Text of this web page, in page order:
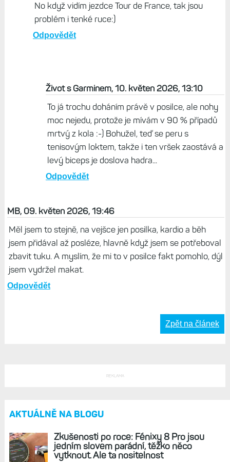
No když vidím jezdce Tour de France, tak jsou
problém i tenké ruce:)
Odpovědět
Život s Garminem, 10. květen 2026, 13:10
To já trochu doháním právě v posilce, ale nohy
moc nejedu, protože je mívám v 90 % případů
mrtvý z kola :-) Bohužel, teď se peru s
tenisovým loktem, takže i ten vršek zaostává a
levý biceps je doslova hadra...
Odpovědět
MB, 09. květen 2026, 19:46
Měl jsem to stejně, na vejšce jen posilka, kardio a běh
jsem přidával až posléze, hlavně když jsem se potřeboval
zbavit tuku. A myslím, že mi to v posilce fakt pomohlo, dýl
jsem vydržel makat.
Odpovědět
Zpět na článek
REKLAMA
AKTUÁLNĚ NA BLOGU
Zkušenosti po roce: Fénixy 8 Pro jsou
jedním slovem parádní, těžko něco
vytknout. Ale ta nositelnost